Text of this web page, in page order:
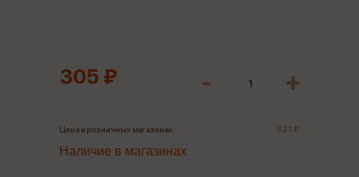
305 ₽
Цена в розничных магазинах: 321 ₽
Наличие в магазинах